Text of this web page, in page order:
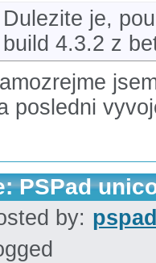
Dulezite je,
build 4.3.2 z
posledni
PSPad
by: